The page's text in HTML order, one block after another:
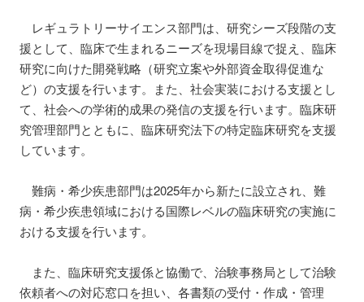
レギュラトリーサイエンス部門は、研究シーズ段階の支
援として、臨床で生まれるニーズを現場目線で捉え、臨床
研究に向けた開発戦略（研究立案や外部資金取得促進な
ど）の支援を行います。また、社会実装における支援とし
て、社会への学術的成果の発信の支援を行います。臨床研
究管理部門とともに、臨床研究法下の特定臨床研究を支援
しています。
難病・希少疾患部門は2025年から新たに設立され、難
病・希少疾患領域における国際レベルの臨床研究の実施に
おける支援を行います。
また、臨床研究支援係と協働で、治験事務局として治験
依頼者への対応窓口を担い、各書類の受付・作成・管理